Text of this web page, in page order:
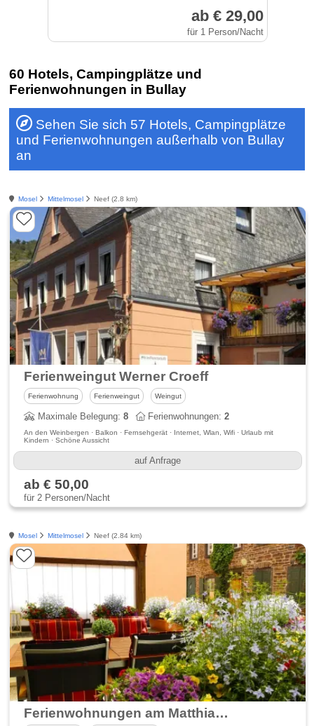
ab € 29,00
für 1 Person/Nacht
60 Hotels, Campingplätze und
Ferienwohnungen in Bullay
Sehen Sie sich 57 Hotels, Campingplätze
und Ferienwohnungen außerhalb von Bullay
an
Mosel Mittelmosel Neef (2.8 km)
Ferienweingut Werner Croeff
Ferienwohnung Ferienweingut Weingut
Maximale Belegung:8 Ferienwohnungen:2
An den Weinbergen · Balkon · Fernsehgerät · Internet, Wlan, Wifi · Urlaub mit
Kindern · Schöne Aussicht
auf Anfrage
ab € 50,00
für 2 Personen/Nacht
Mosel Mittelmosel Neef (2.84 km)
Ferienwohnungen am Matthiasturm